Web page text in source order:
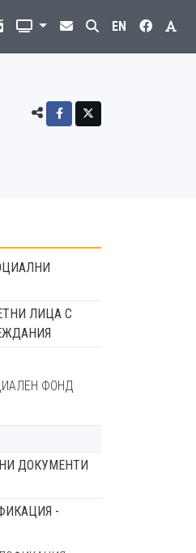
EN
ЛИЦА С
ФОНД
ДОКУМЕНТИ
-